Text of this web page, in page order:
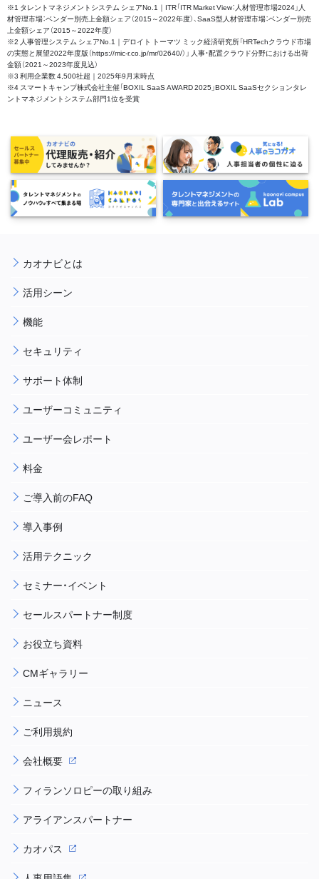
※1 タレントマネジメントシステム シェアNo.1｜ITR「ITR Market View：人材管理市場2024」人
材管理市場：ベンダー別売上金額シェア（2015～2022年度）、SaaS型人材管理市場：ベンダー別売
上金額シェア（2015～2022年度）
※2 人事管理システム シェアNo.1｜デロイト トーマツ ミック経済研究所「HRTechクラウド市場
の実態と展望2022年度版（https://mic-r.co.jp/mr/02640/）」 人事・配置クラウド分野における出荷
金額（2021～2023年度見込）
※3 利用企業数 4,500社超｜2025年9月末時点
※4 スマートキャンプ株式会社主催「BOXIL SaaS AWARD 2025」BOXIL SaaSセクションタレ
ントマネジメントシステム部門1位を受賞
カオナビとは
活用シーン
機能
セキュリティ
サポート体制
ユーザーコミュニティ
ユーザー会レポート
料金
ご導入前のFAQ
導入事例
活用テクニック
セミナー・イベント
セールスパートナー制度
お役立ち資料
CMギャラリー
ニュース
ご利用規約
会社概要
フィランソロピーの取り組み
アライアンスパートナー
カオパス